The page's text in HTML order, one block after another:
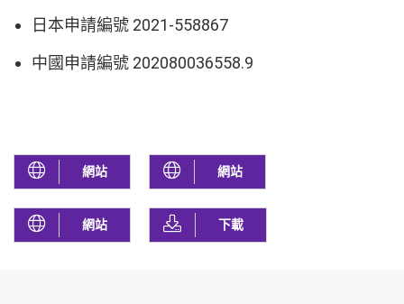
日本申請編號 2021-558867
中國申請編號 202080036558.9
網站 網站
網站 下載